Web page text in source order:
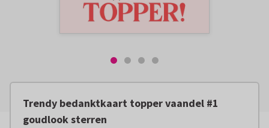
Trendy bedanktkaart topper vaandel #1
goudlook sterren